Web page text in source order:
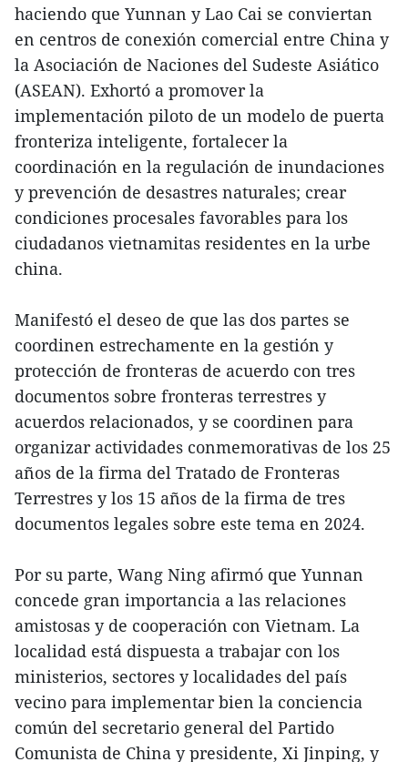
haciendo que Yunnan y Lao Cai se conviertan
en centros de conexión comercial entre China y
la Asociación de Naciones del Sudeste Asiático
(ASEAN). Exhortó a promover la
implementación piloto de un modelo de puerta
fronteriza inteligente, fortalecer la
coordinación en la regulación de inundaciones
y prevención de desastres naturales; crear
condiciones procesales favorables para los
ciudadanos vietnamitas residentes en la urbe
china.
Manifestó el deseo de que las dos partes se
coordinen estrechamente en la gestión y
protección de fronteras de acuerdo con tres
documentos sobre fronteras terrestres y
acuerdos relacionados, y se coordinen para
organizar actividades conmemorativas de los 25
años de la firma del Tratado de Fronteras
Terrestres y los 15 años de la firma de tres
documentos legales sobre este tema en 2024.
Por su parte, Wang Ning afirmó que Yunnan
concede gran importancia a las relaciones
amistosas y de cooperación con Vietnam. La
localidad está dispuesta a trabajar con los
ministerios, sectores y localidades del país
vecino para implementar bien la conciencia
común del secretario general del Partido
Comunista de China y presidente, Xi Jinping, y